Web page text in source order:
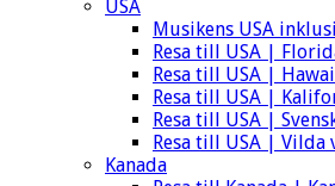
USA
Musikens USA
Resa till USA |
Resa till USA |
Resa till USA |
Resa till USA |
Resa till USA | Vilda
Kanada